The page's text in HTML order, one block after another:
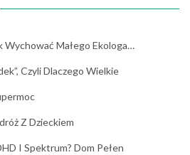
Wychować Małego Ekologa…
Czyli Dlaczego Wielkie
Z Dzieckiem
I Spektrum? Dom Pełen